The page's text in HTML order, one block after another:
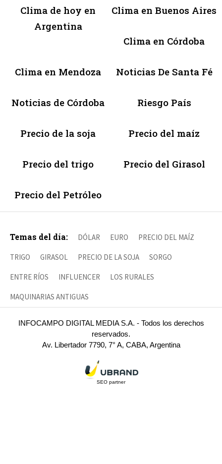
Clima de hoy en
Argentina
Clima en Buenos Aires
Clima en Córdoba
Clima en Mendoza Noticias De Santa Fé
Noticias de Córdoba Riesgo País
Precio de la soja Precio del maíz
Precio del trigo Precio del Girasol
Precio del Petróleo
Temas del día: DÓLAR EURO PRECIO DEL MAÍZ
TRIGO GIRASOL PRECIO DE LA SOJA SORGO
ENTRE RÍOS INFLUENCER LOS RURALES
MAQUINARIAS ANTIGUAS
INFOCAMPO DIGITAL MEDIA S.A. - Todos los derechos
reservados.
Av. Libertador 7790, 7° A, CABA, Argentina
SEO partner